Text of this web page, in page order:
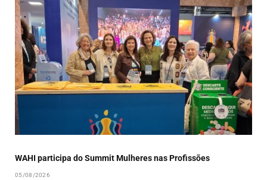
WAHI participa do Summit Mulheres nas Profissões
05/08/2026